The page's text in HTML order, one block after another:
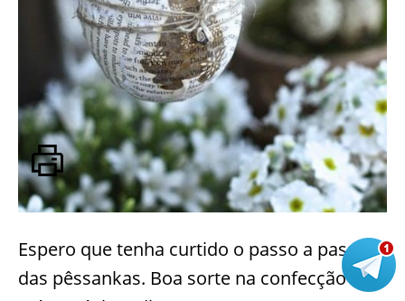
Espero que tenha curtido o passo a passo
das pêssankas. Boa sorte na confecção e